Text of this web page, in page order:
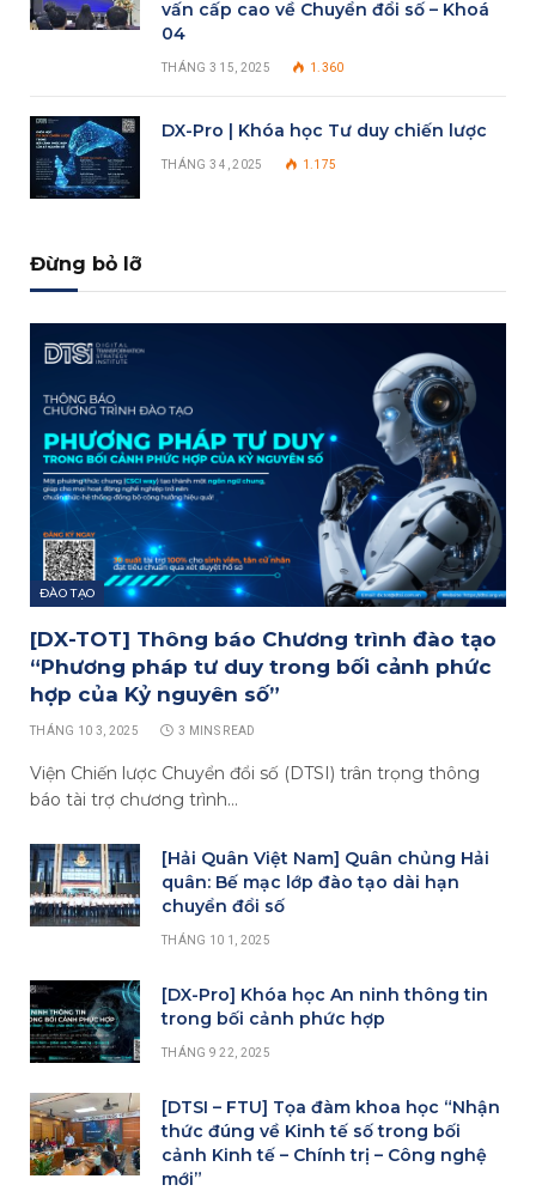
vấn cấp cao về Chuyển đổi số – Khoá
04
THÁNG 3 15, 2025 1.360
DX-Pro | Khóa học Tư duy chiến lược
THÁNG 3 4, 2025 1.175
Đừng bỏ lỡ
ĐÀO TẠO
[DX-TOT] Thông báo Chương trình đào tạo
“Phương pháp tư duy trong bối cảnh phức
hợp của Kỷ nguyên số”
THÁNG 10 3, 2025 3 MINS READ
Viện Chiến lược Chuyển đổi số (DTSI) trân trọng thông
báo tài trợ chương trình…
[Hải Quân Việt Nam] Quân chủng Hải
quân: Bế mạc lớp đào tạo dài hạn
chuyển đổi số
THÁNG 10 1, 2025
[DX-Pro] Khóa học An ninh thông tin
trong bối cảnh phức hợp
THÁNG 9 22, 2025
[DTSI – FTU] Tọa đàm khoa học “Nhận
thức đúng về Kinh tế số trong bối
cảnh Kinh tế – Chính trị – Công nghệ
mới”